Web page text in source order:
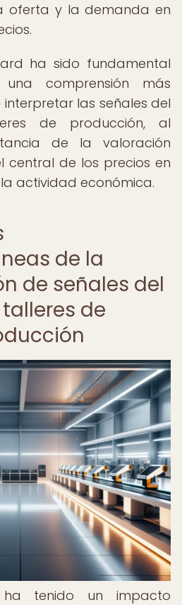
oferta y la demanda en
ha sido fundamental
comprensión más
las señales del
de producción, al
de la valoración
central de los precios en
actividad económica.
de la
de señales del
de
ha tenido un impacto